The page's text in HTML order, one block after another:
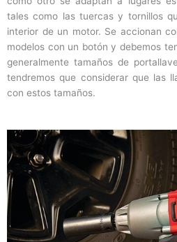
tales como las tuercas y tornillos
interior de un motor. Se accionan
modelos con un botón y debemos
generalmente tamaños de
tendremos que considerar que las
con estos tamaños.